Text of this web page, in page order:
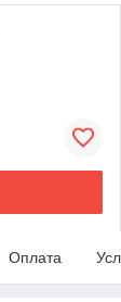
Оплата